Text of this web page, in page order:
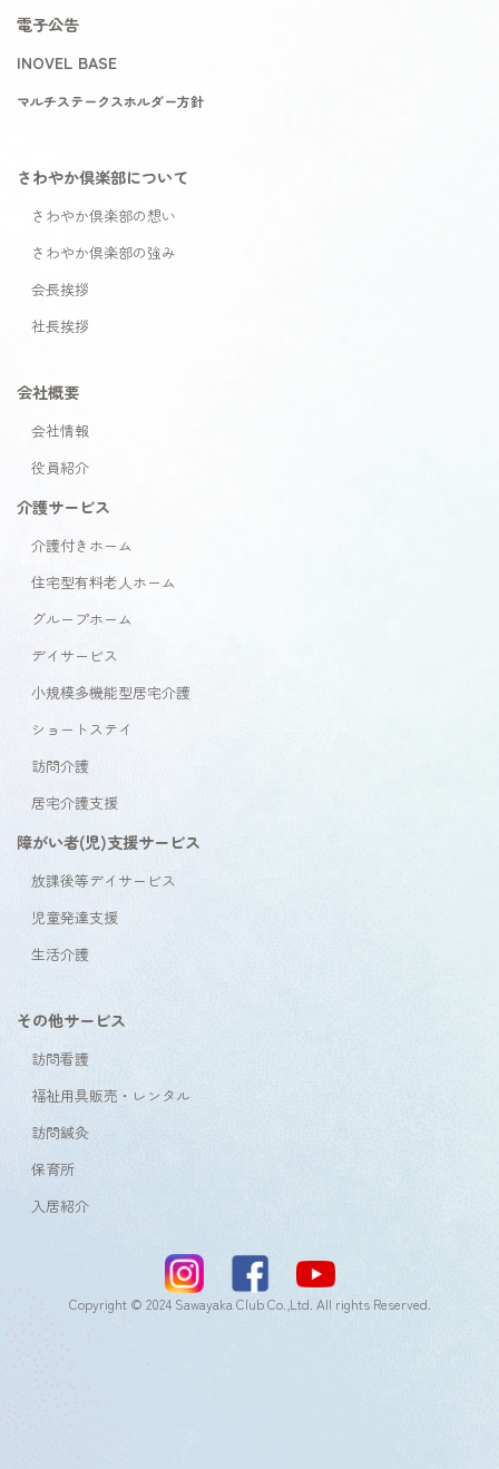
電子公告
INOVEL BASE
マルチステークスホルダー方針
さわやか倶楽部について
さわやか倶楽部の想い
さわやか倶楽部の強み
会長挨拶
社長挨拶
会社概要
会社情報
役員紹介
介護サービス
介護付きホーム
住宅型有料老人ホーム
グループホーム
デイサービス
小規模多機能型居宅介護
ショートステイ
訪問介護
居宅介護支援
障がい者(児)支援サービス
放課後等デイサービス
児童発達支援
生活介護
その他サービス
訪問看護
福祉用具販売・レンタル
訪問鍼灸
保育所
入居紹介
Copyright © 2024 Sawayaka Club Co.,Ltd. All rights Reserved.